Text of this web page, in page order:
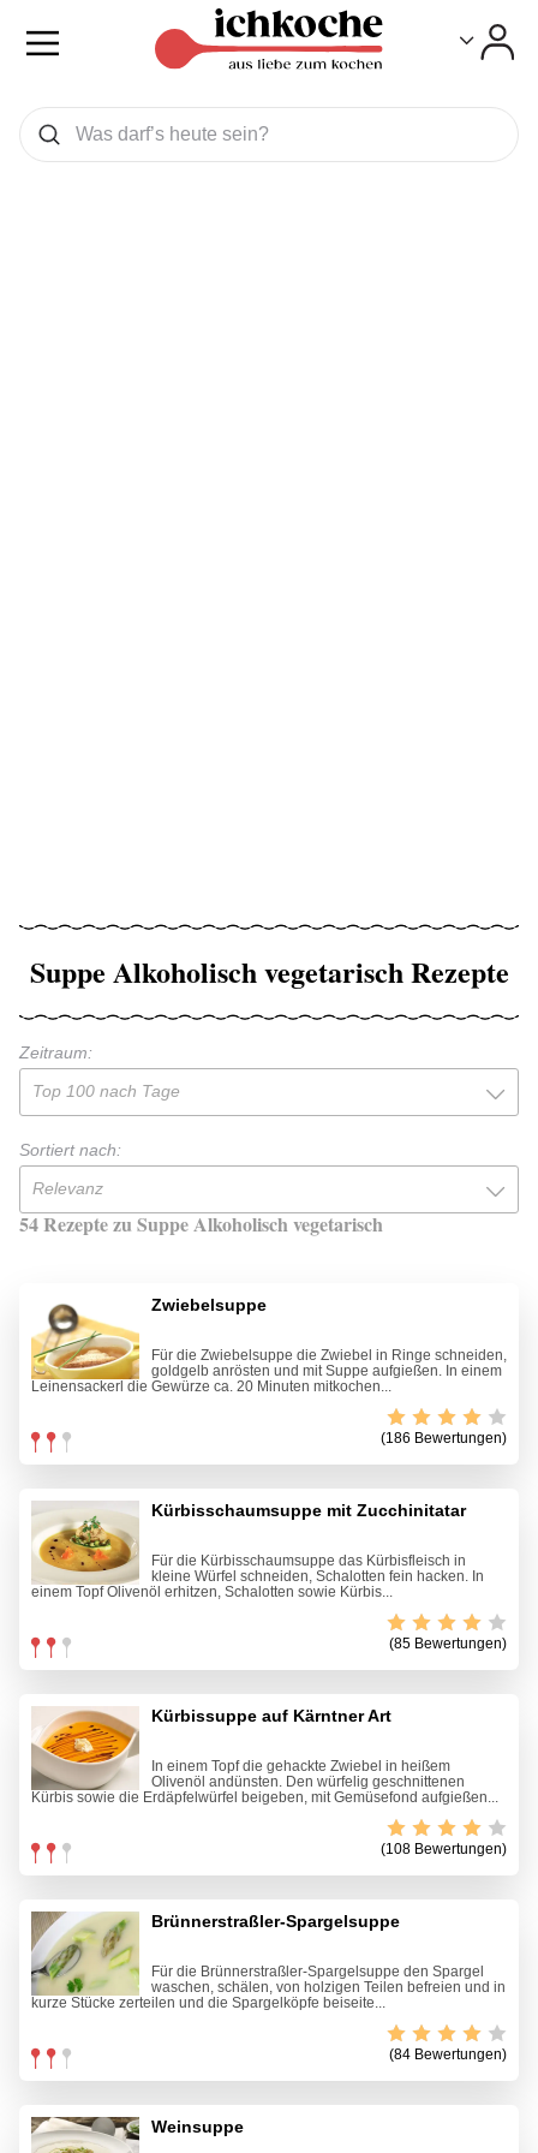
Was wollen Sie suchen
Suchen
Suppe Alkoholisch vegetarisch Rezepte
Zeitraum:
Top 100 nach Tage
Sortiert nach:
Relevanz
54 Rezepte zu Suppe Alkoholisch vegetarisch
Zwiebelsuppe
Für die Zwiebelsuppe die Zwiebel in Ringe schneiden,
goldgelb anrösten und mit Suppe aufgießen. In einem
Leinensackerl die Gewürze ca. 20 Minuten mitkochen...
(186 Bewertungen)
Kürbisschaumsuppe mit Zucchinitatar
Für die Kürbisschaumsuppe das Kürbisfleisch in
kleine Würfel schneiden, Schalotten fein hacken. In
einem Topf Olivenöl erhitzen, Schalotten sowie Kürbis...
(85 Bewertungen)
Kürbissuppe auf Kärntner Art
In einem Topf die gehackte Zwiebel in heißem
Olivenöl andünsten. Den würfelig geschnittenen
Kürbis sowie die Erdäpfelwürfel beigeben, mit Gemüsefond aufgießen...
(108 Bewertungen)
Brünnerstraßler-Spargelsuppe
Für die Brünnerstraßler-Spargelsuppe den Spargel
waschen, schälen, von holzigen Teilen befreien und in
kurze Stücke zerteilen und die Spargelköpfe beiseite...
(84 Bewertungen)
Weinsuppe